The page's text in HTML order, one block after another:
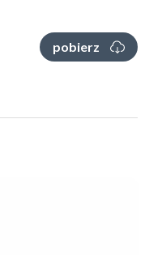
pobierz